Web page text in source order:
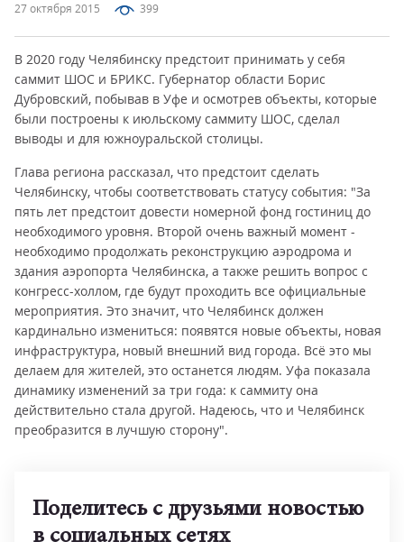
27 октября 2015 399
В 2020 году Челябинску предстоит принимать у себя
саммит ШОС и БРИКС. Губернатор области Борис
Дубровский, побывав в Уфе и осмотрев объекты, которые
были построены к июльскому саммиту ШОС, сделал
выводы и для южноуральской столицы.
Глава региона рассказал, что предстоит сделать
Челябинску, чтобы соответствовать статусу события: "За
пять лет предстоит довести номерной фонд гостиниц до
необходимого уровня. Второй очень важный момент -
необходимо продолжать реконструкцию аэродрома и
здания аэропорта Челябинска, а также решить вопрос с
конгресс-холлом, где будут проходить все официальные
мероприятия. Это значит, что Челябинск должен
кардинально измениться: появятся новые объекты, новая
инфраструктура, новый внешний вид города. Всё это мы
делаем для жителей, это останется людям. Уфа показала
динамику изменений за три года: к саммиту она
действительно стала другой. Надеюсь, что и Челябинск
преобразится в лучшую сторону".
Поделитесь с друзьями новостью
в социальных сетях